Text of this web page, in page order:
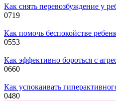
Как снять перевозбуждение у
0719
Как помочь беспокойстве
0553
Как эффективно бороться с
0660
Как успокаивать
0480